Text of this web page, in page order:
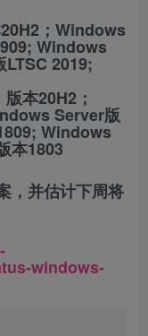
；Windows
Windows
2019;
本20H2；
Server版
Windows
本1803
，并估计下周将
windows-